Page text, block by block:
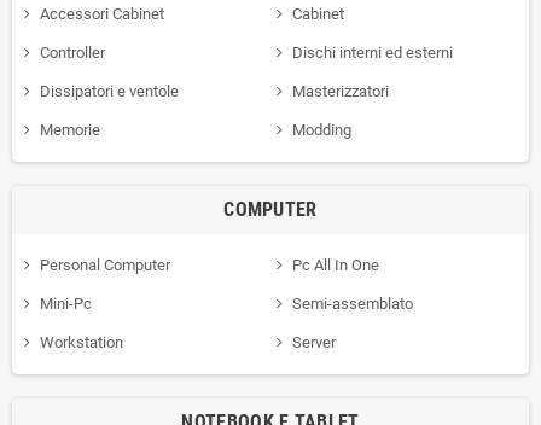
Accessori Cabinet Cabinet
Controller Dischi interni ed esterni
Dissipatori e ventole Masterizzatori
Memorie Modding
COMPUTER
Personal Computer Pc All In One
Mini-Pc Semi-assemblato
Workstation Server